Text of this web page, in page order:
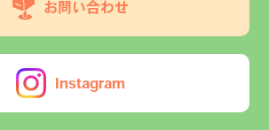
お問い合わせ
Instagram